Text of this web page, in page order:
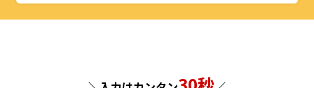
神奈川県
長野県
兵庫県
島根県
広島県
福岡県
長崎県